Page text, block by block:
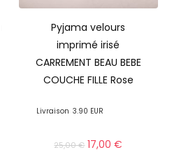
Pyjama velours
imprimé irisé
CARREMENT BEAU BEBE
COUCHE FILLE Rose
Livraison 3.90 EUR
25,00€ 17,00€